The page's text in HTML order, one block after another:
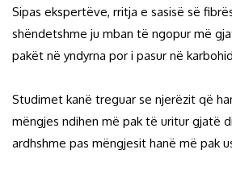
Sipas ekspertëve, rritja e sasisë së
shëndetshme ju mban të ngopur më
pakët në yndyrna por i pasur në
Studimet kanë treguar se njerëzit që
mëngjes ndihen më pak të uritur gjatë
ardhshme pas mëngjesit hanë më pak